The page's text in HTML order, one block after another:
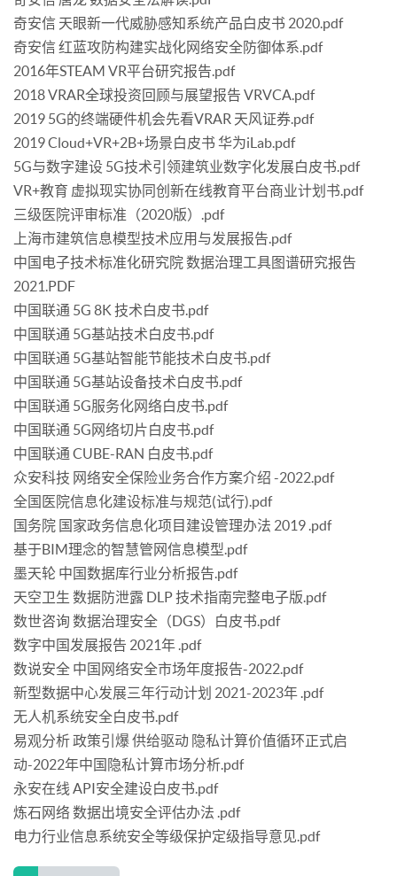
奇安信 天眼新一代威胁感知系统产品白皮书 2020.pdf
奇安信 红蓝攻防构建实战化网络安全防御体系.pdf
2016年STEAM VR平台研究报告.pdf
2018 VRAR全球投资回顾与展望报告 VRVCA.pdf
2019 5G的终端硬件机会先看VRAR 天风证券.pdf
2019 Cloud+VR+2B+场景白皮书 华为iLab.pdf
5G与数字建设 5G技术引领建筑业数字化发展白皮书.pdf
VR+教育 虚拟现实协同创新在线教育平台商业计划书.pdf
三级医院评审标准（2020版）.pdf
上海市建筑信息模型技术应用与发展报告.pdf
中国电子技术标准化研究院 数据治理工具图谱研究报告
2021.PDF
中国联通 5G 8K 技术白皮书.pdf
中国联通 5G基站技术白皮书.pdf
中国联通 5G基站智能节能技术白皮书.pdf
中国联通 5G基站设备技术白皮书.pdf
中国联通 5G服务化网络白皮书.pdf
中国联通 5G网络切片白皮书.pdf
中国联通 CUBE-RAN 白皮书.pdf
众安科技 网络安全保险业务合作方案介绍 -2022.pdf
全国医院信息化建设标准与规范(试行).pdf
国务院 国家政务信息化项目建设管理办法 2019 .pdf
基于BIM理念的智慧管网信息模型.pdf
墨天轮 中国数据库行业分析报告.pdf
天空卫生 数据防泄露 DLP 技术指南完整电子版.pdf
数世咨询 数据治理安全（DGS）白皮书.pdf
数字中国发展报告 2021年 .pdf
数说安全 中国网络安全市场年度报告-2022.pdf
新型数据中心发展三年行动计划 2021-2023年 .pdf
无人机系统安全白皮书.pdf
易观分析 政策引爆 供给驱动 隐私计算价值循环正式启
动-2022年中国隐私计算市场分析.pdf
永安在线 API安全建设白皮书.pdf
炼石网络 数据出境安全评估办法 .pdf
电力行业信息系统安全等级保护定级指导意见.pdf